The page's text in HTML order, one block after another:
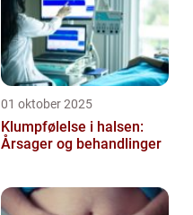
01 oktober 2025
Klumpfølelse i halsen:
Årsager og behandlinger